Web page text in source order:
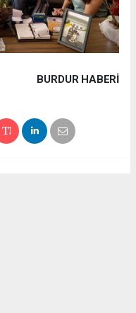
BURDUR HABERİ